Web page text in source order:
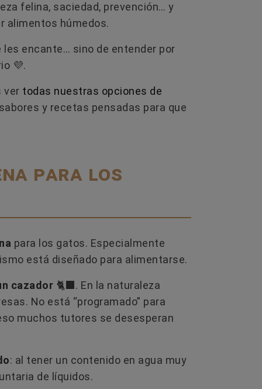
EL GLUTEN EN LA COMIDA PARA
PERROS: ¿MITO O PROBLEMA
El gluten no es un ingrediente que los
problemas digestivos e inmunológicos.
Leer más
felina, saciedad, prevención… y
alimentos húmedos.
encante… sino de entender por
💜​.
ver todas nuestras opciones de
y recetas pensadas para que
para los
para los gatos. Especialmente
está diseñado para alimentarse.
cazador 🐈‍⬛. En la naturaleza
No está “programado” para
muchos tutores se desesperan
: al tener un contenido en agua muy
de líquidos.